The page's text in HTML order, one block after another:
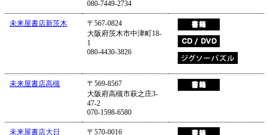
080-7449-2734
未来屋書店新茨木
〒567-0824
大阪府茨木市中津町18-
1
080-4430-3826
未来屋書店高槻
〒569-8567
大阪府高槻市萩之庄3-
47-2
070-1598-6580
未来屋書店大日 〒570-0016